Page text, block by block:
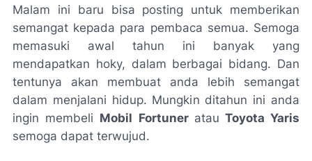
Malam ini baru bisa posting untuk memberikan
semangat kepada para pembaca semua. Semoga
memasuki awal tahun ini banyak yang
mendapatkan hoky, dalam berbagai bidang. Dan
tentunya akan membuat anda lebih semangat
dalam menjalani hidup. Mungkin ditahun ini anda
ingin membeli Mobil Fortuner atau Toyota Yaris
semoga dapat terwujud.